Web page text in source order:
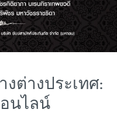
ต่างประเทศ:
นไลน์